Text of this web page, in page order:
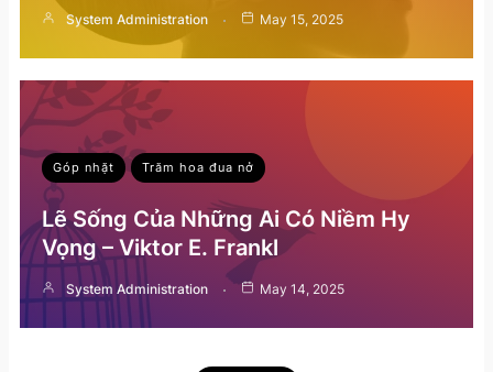
System Administration May 15, 2025
Góp nhặt Trăm hoa đua nở
Lẽ Sống Của Những Ai Có Niềm Hy
Vọng – Viktor E. Frankl
System Administration May 14, 2025